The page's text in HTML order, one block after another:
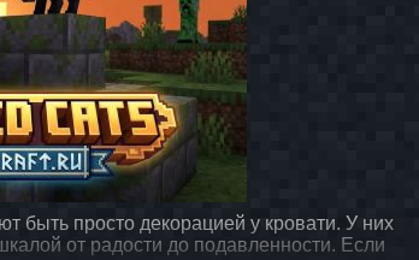
быть просто декорацией у кровати. У них
от радости до подавленности. Если